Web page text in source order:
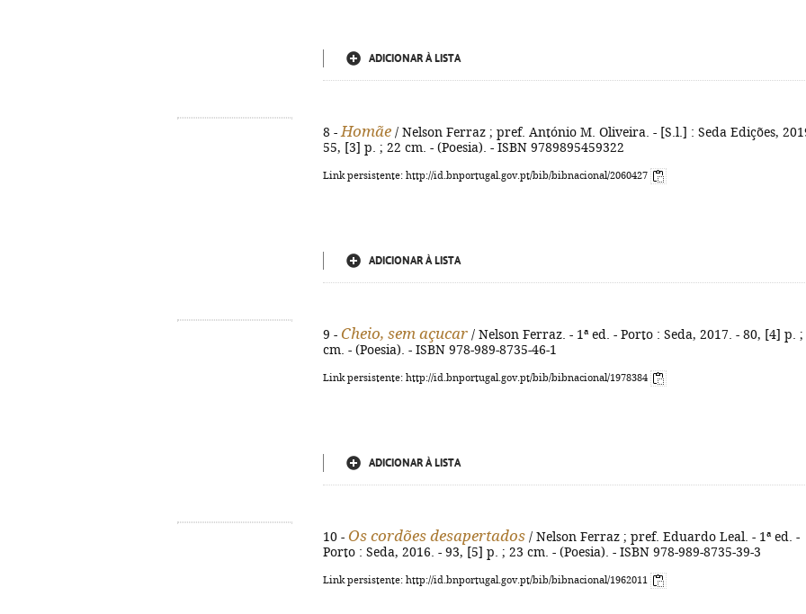
ADICIONAR À LISTA
8 - Homãe / Nelson Ferraz ; pref. António M. Oliveira. - [S.l.] : Seda Edições,
55, [3] p. ; 22 cm. - (Poesia). - ISBN 9789895459322
Link persistente: http://id.bnportugal.gov.pt/bib/bibnacional/2060427
ADICIONAR À LISTA
9 - Cheio, sem açucar / Nelson Ferraz. - 1ª ed. - Porto : Seda, 2017. - 80, [4] p. ;
cm. - (Poesia). - ISBN 978-989-8735-46-1
Link persistente: http://id.bnportugal.gov.pt/bib/bibnacional/1978384
ADICIONAR À LISTA
10 - Os cordões desapertados / Nelson Ferraz ; pref. Eduardo Leal. - 1ª ed. -
Porto : Seda, 2016. - 93, [5] p. ; 23 cm. - (Poesia). - ISBN 978-989-8735-39-3
Link persistente: http://id.bnportugal.gov.pt/bib/bibnacional/1962011